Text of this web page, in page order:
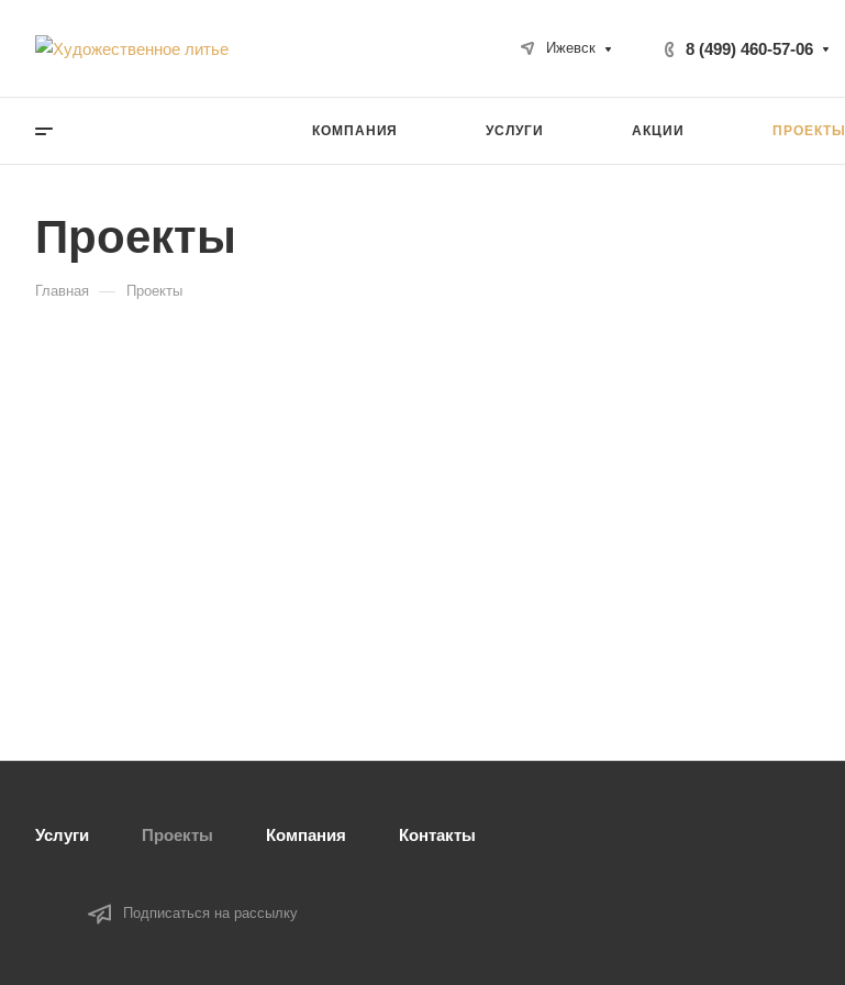
Ижевск 8 (499) 460-57-06
КОМПАНИЯ УСЛУГИ АКЦИИ ПРОЕКТЫ
Проекты
Главная — Проекты
Услуги Проекты Компания Контакты
Подписаться на рассылку